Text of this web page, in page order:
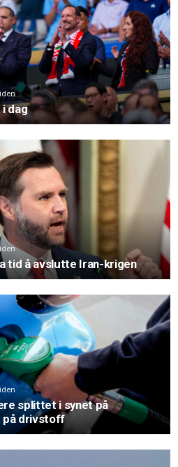
dag
tid å avslutte Iran-krigen
splittet i synet på
drivstoff